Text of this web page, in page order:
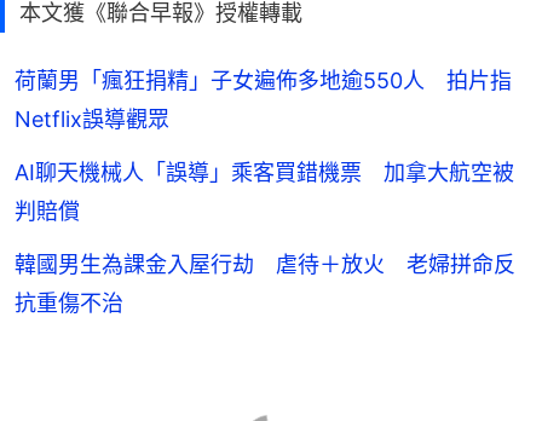
本文獲《聯合早報》授權轉載
荷蘭男「瘋狂捐精」子女遍佈多地逾550人 拍片指
Netflix誤導觀眾
AI聊天機械人「誤導」乘客買錯機票 加拿大航空被
判賠償
韓國男生為課金入屋行劫 虐待＋放火 老婦拼命反
抗重傷不治